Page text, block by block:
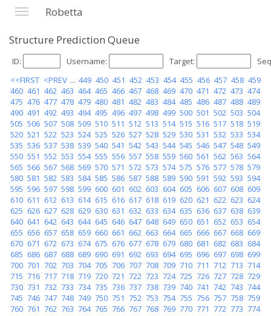
Robetta
Structure Prediction Queue
ID: Username: Target:
<<FIRST <PREV ... 449 450 451 452 453 454 455 456 457 458 459
460 461 462 463 464 465 466 467 468 469 470 471 472 473 474
475 476 477 478 479 480 481 482 483 484 485 486 487 488 489
490 491 492 493 494 495 496 497 498 499 500 501 502 503 504
505 506 507 508 509 510 511 512 513 514 515 516 517 518 519
520 521 522 523 524 525 526 527 528 529 530 531 532 533 534
535 536 537 538 539 540 541 542 543 544 545 546 547 548 549
550 551 552 553 554 555 556 557 558 559 560 561 562 563 564
565 566 567 568 569 570 571 572 573 574 575 576 577 578 579
580 581 582 583 584 585 586 587 588 589 590 591 592 593 594
595 596 597 598 599 600 601 602 603 604 605 606 607 608 609
610 611 612 613 614 615 616 617 618 619 620 621 622 623 624
625 626 627 628 629 630 631 632 633 634 635 636 637 638 639
640 641 642 643 644 645 646 647 648 649 650 651 652 653 654
655 656 657 658 659 660 661 662 663 664 665 666 667 668 669
670 671 672 673 674 675 676 677 678 679 680 681 682 683 684
685 686 687 688 689 690 691 692 693 694 695 696 697 698 699
700 701 702 703 704 705 706 707 708 709 710 711 712 713 714
715 716 717 718 719 720 721 722 723 724 725 726 727 728 729
730 731 732 733 734 735 736 737 738 739 740 741 742 743 744
745 746 747 748 749 750 751 752 753 754 755 756 757 758 759
760 761 762 763 764 765 766 767 768 769 770 771 772 773 774